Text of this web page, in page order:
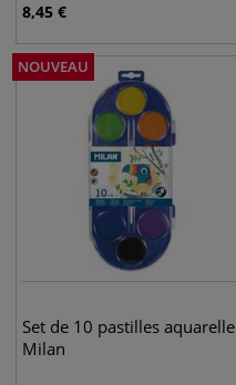
8,45 €
NOUVEAU
Set de 10 pastilles aquarelle
Milan